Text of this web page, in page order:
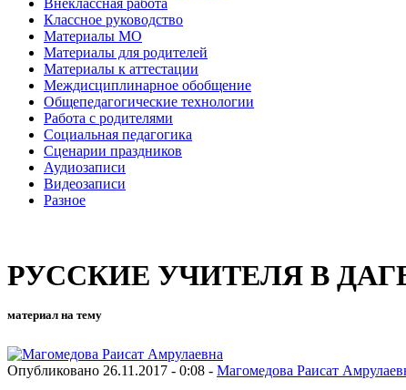
Классное руководство
Материалы МО
Материалы для родителей
Материалы к аттестации
Междисциплинарное обобщение
Общепедагогические технологии
Работа с родителями
Социальная педагогика
Сценарии праздников
Аудиозаписи
Видеозаписи
Разное
РУССКИЕ УЧИТЕЛЯ В
материал на тему
Опубликовано 26.11.2017 - 0:08 - Магомедова Раисат